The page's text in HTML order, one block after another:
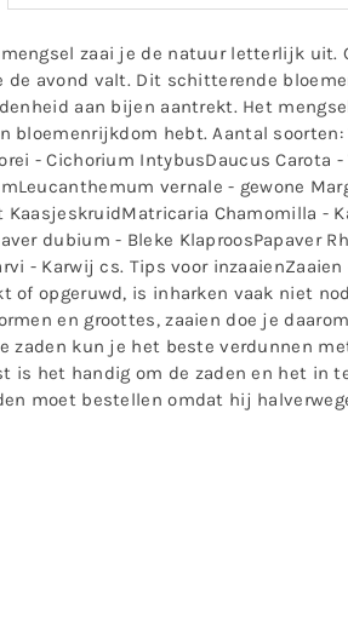
zaai je de natuur letterlijk uit.
de avond valt. Dit schitterende
aan bijen aantrekt. Het
bloemenrijkdom hebt. Aantal
- Cichorium IntybusDaucus Carota
vernale - gewone
KaasjeskruidMatricaria Chamomilla -
dubium - Bleke KlaproosPapaver
- Karwij cs. Tips voor
of opgeruwd, is inharken vaak niet
en groottes, zaaien doe je
zaden kun je het beste verdunnen
is het handig om de zaden en het in
moet bestellen omdat hij